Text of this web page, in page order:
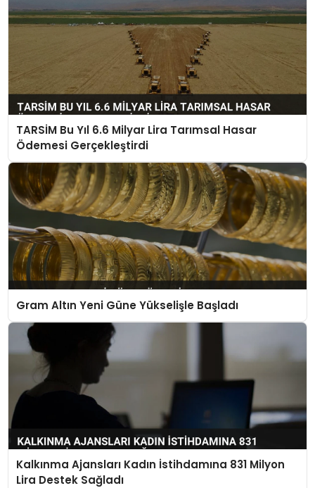
TARSİM Bu Yıl 6.6 Milyar Lira Tarımsal Hasar
Ödemesi Gerçekleştirdi
Gram Altın Yeni Güne Yükselişle Başladı
Kalkınma Ajansları Kadın İstihdamına 831 Milyon
Lira Destek Sağladı